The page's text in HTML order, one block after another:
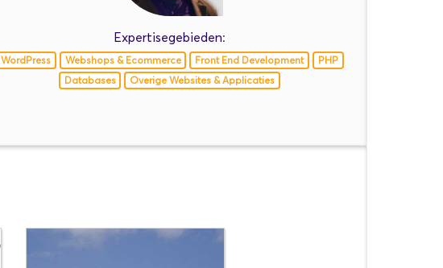
Expertisegebieden:
WordPress Webshops & Ecommerce Front End Development
PHP
Databases
Overige Websites & Applicaties